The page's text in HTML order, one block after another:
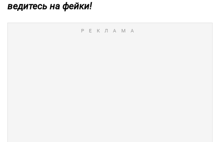
ведитесь на фейки!